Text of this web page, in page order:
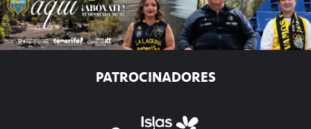
PATROCINADORES